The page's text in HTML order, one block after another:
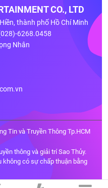
CO., LTD
thành phố Hồ Chí Minh
6268.0458
Nhân
Tin và Truyền Thông Tp.HCM
thông và giải trí Sao Thủy.
không có sự chấp thuận bằng